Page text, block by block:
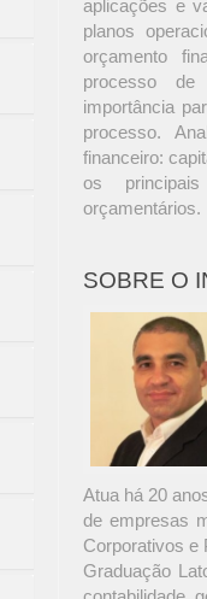
aplicações e
planos
orçamento
processo de
importância
processo.
financeiro:
os
orçamentários.
SOBRE O
Atua há 20
de empresas
Corporativos e
Graduação